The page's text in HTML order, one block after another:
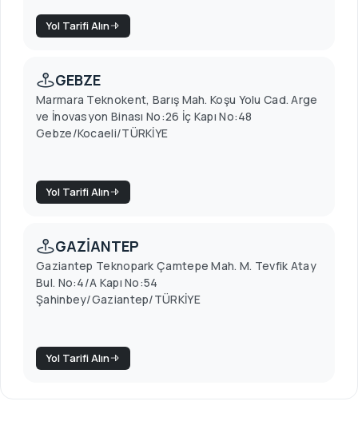
Yol Tarifi Alın
GEBZE
Marmara Teknokent, Barış Mah. Koşu Yolu Cad. Arge
ve İnovasyon Binası No:26 İç Kapı No:48
Gebze/Kocaeli/TÜRKİYE
Yol Tarifi Alın
GAZİANTEP
Gaziantep Teknopark Çamtepe Mah. M. Tevfik Atay
Bul. No:4/A Kapı No:54
Şahinbey/Gaziantep/TÜRKİYE
Yol Tarifi Alın